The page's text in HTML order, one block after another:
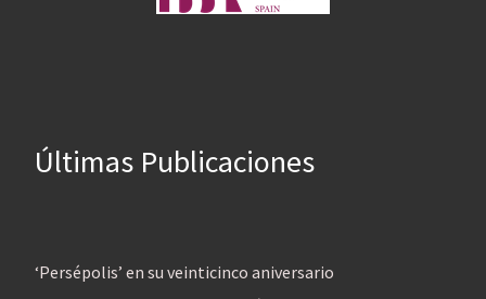
Últimas Publicaciones
‘Persépolis’ en su veinticinco aniversario